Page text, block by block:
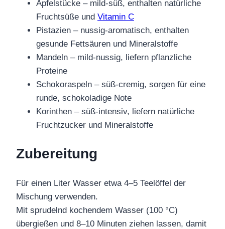
Apfelstücke – mild-süß, enthalten natürliche
Fruchtsüße und Vitamin C
Pistazien – nussig-aromatisch, enthalten
gesunde Fettsäuren und Mineralstoffe
Mandeln – mild-nussig, liefern pflanzliche
Proteine
Schokoraspeln – süß-cremig, sorgen für eine
runde, schokoladige Note
Korinthen – süß-intensiv, liefern natürliche
Fruchtzucker und Mineralstoffe
Zubereitung
Für einen Liter Wasser etwa 4–5 Teelöffel der
Mischung verwenden.
Mit sprudelnd kochendem Wasser (100 °C)
übergießen und 8–10 Minuten ziehen lassen, damit